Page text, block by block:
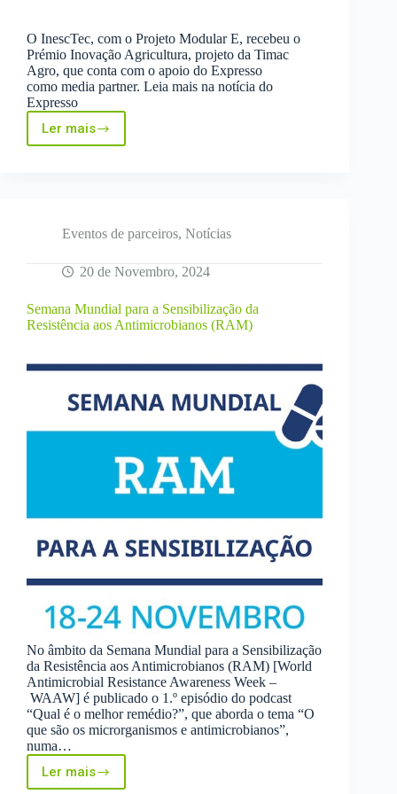
O InescTec, com o Projeto Modular E, recebeu o
Prémio Inovação Agricultura, projeto da Timac
Agro, que conta com o apoio do Expresso
como media partner. Leia mais na notícia do
Expresso
Ler mais
Prémio
Inovação
E
Eventos de parceiros, Notícias
20 de Novembro, 2024
Semana Mundial para a Sensibilização da
Resistência aos Antimicrobianos (RAM)
No âmbito da Semana Mundial para a Sensibilização
da Resistência aos Antimicrobianos (RAM) [World
Antimicrobial Resistance Awareness Week –
WAAW] é publicado o 1.º episódio do podcast
“Qual é o melhor remédio?”, que aborda o tema “O
que são os microrganismos e antimicrobianos”,
numa…
Ler maisSemana